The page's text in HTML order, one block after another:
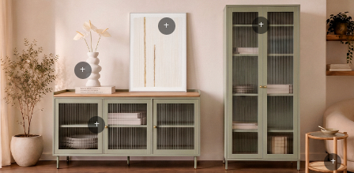
+
+
+
+
+